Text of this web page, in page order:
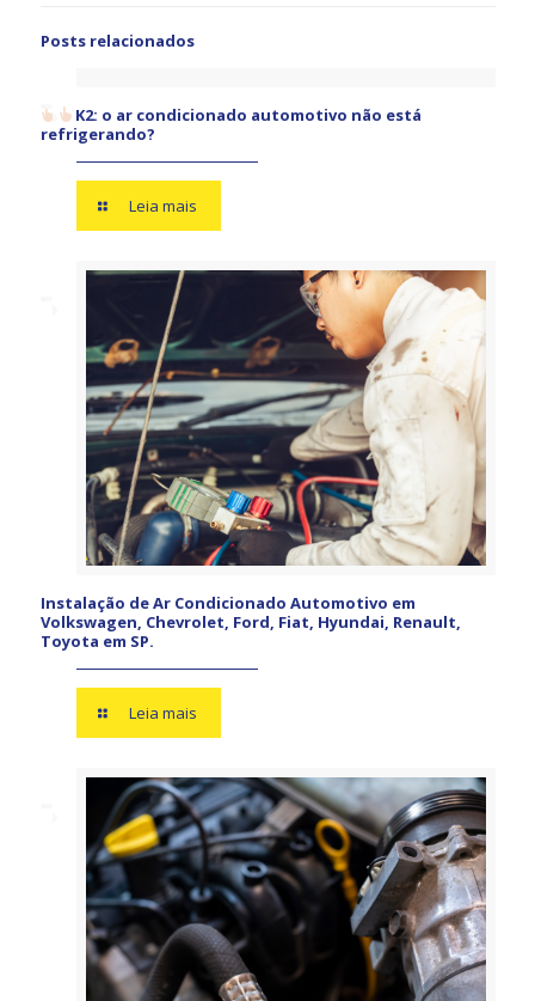
Posts relacionados
K2: o ar condicionado automotivo não está
refrigerando?
Leia mais
Instalação de Ar Condicionado Automotivo em
Volkswagen, Chevrolet, Ford, Fiat, Hyundai, Renault,
Toyota em SP.
Leia mais